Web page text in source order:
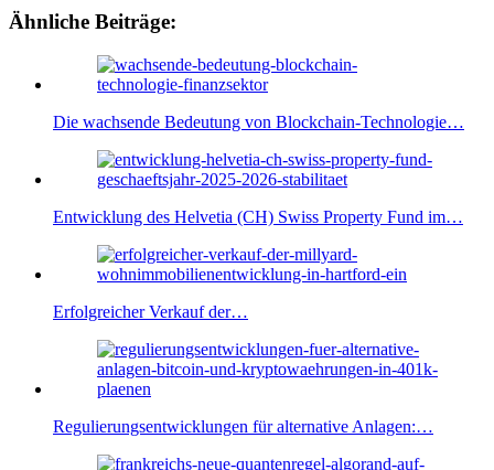
Ähnliche Beiträge:
Die wachsende Bedeutung von Blockchain-Technologie…
Entwicklung des Helvetia (CH) Swiss Property Fund im…
Erfolgreicher Verkauf der…
Regulierungsentwicklungen für alternative Anlagen:…